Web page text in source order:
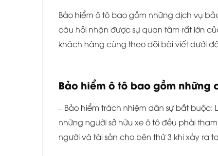
Bảo hiểm ô tô bao gồm những dịch vụ
câu hỏi nhận được sự quan tâm rất lớn
khách hàng cùng theo dõi bài viết dưới
Bảo hiểm ô tô bao gồm
– Bảo hiểm trách nhiệm dân sự bắt
những người sở hữu xe ô tô đều phải
người và tài sản cho bên thứ 3 khi xảy ra